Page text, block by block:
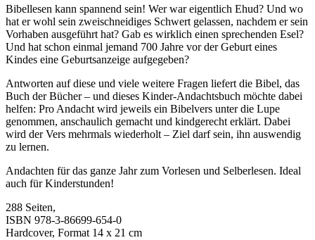
Bibellesen kann spannend sein! Wer war eigentlich Ehud? Und wo
hat er wohl sein zweischneidiges Schwert gelassen, nachdem er sein
Vorhaben ausgeführt hat? Gab es wirklich einen sprechenden Esel?
Und hat schon einmal jemand 700 Jahre vor der Geburt eines
Kindes eine Geburtsanzeige aufgegeben?
Antworten auf diese und viele weitere Fragen liefert die Bibel, das
Buch der Bücher – und dieses Kinder-Andachtsbuch möchte dabei
helfen: Pro Andacht wird jeweils ein Bibelvers unter die Lupe
genommen, anschaulich gemacht und kindgerecht erklärt. Dabei
wird der Vers mehrmals wiederholt – Ziel darf sein, ihn auswendig
zu lernen.
Andachten für das ganze Jahr zum Vorlesen und Selberlesen. Ideal
auch für Kinderstunden!
288 Seiten,
ISBN 978-3-86699-654-0
Hardcover, Format 14 x 21 cm